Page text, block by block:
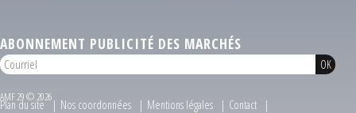
ABONNEMENT PUBLICITÉ DES MARCHÉS
AMF 29 © 2026
Plan du site Nos coordonnées Mentions légales
Contact